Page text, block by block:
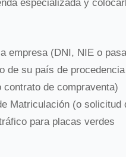
especializada y
empresa (DNI, NIE o
de su país de procedencia
de compraventa)
Matriculación (o solicitud
para placas verdes